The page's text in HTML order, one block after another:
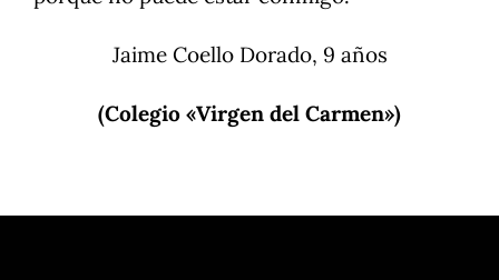
Jaime Coello Dorado, 9 años
(Colegio «Virgen del Carmen»)